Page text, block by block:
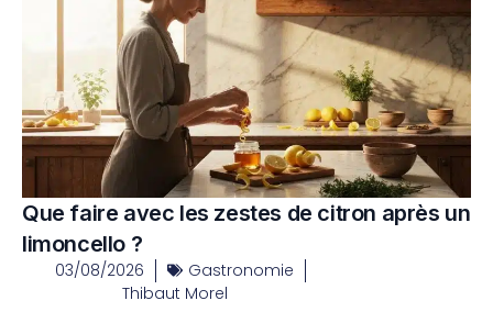
Que faire avec les zestes de citron après un
limoncello ?
03/08/2026
Gastronomie
Thibaut Morel